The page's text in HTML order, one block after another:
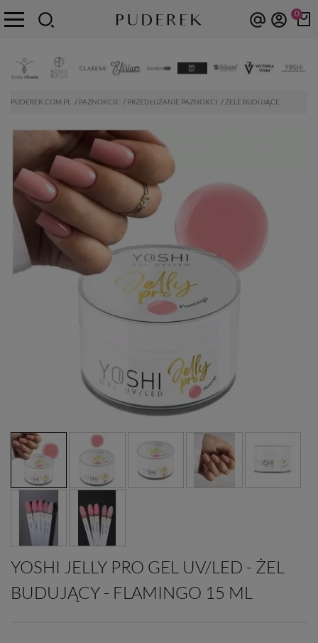
0
PUDEREK.COM.PL PAZNOKCIE PRZEDŁUŻANIE PAZNOKCI ŻELE BUDUJĄCE
YOSHI JELLY PRO GEL UV/LED - ŻEL
BUDUJĄCY - FLAMINGO 15 ML